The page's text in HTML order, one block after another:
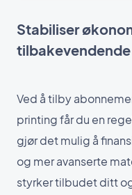
Stabiliser
Ved å tilby
printing får du en
gjør det mulig å
og mer avanserte
styrker tilbudet ditt